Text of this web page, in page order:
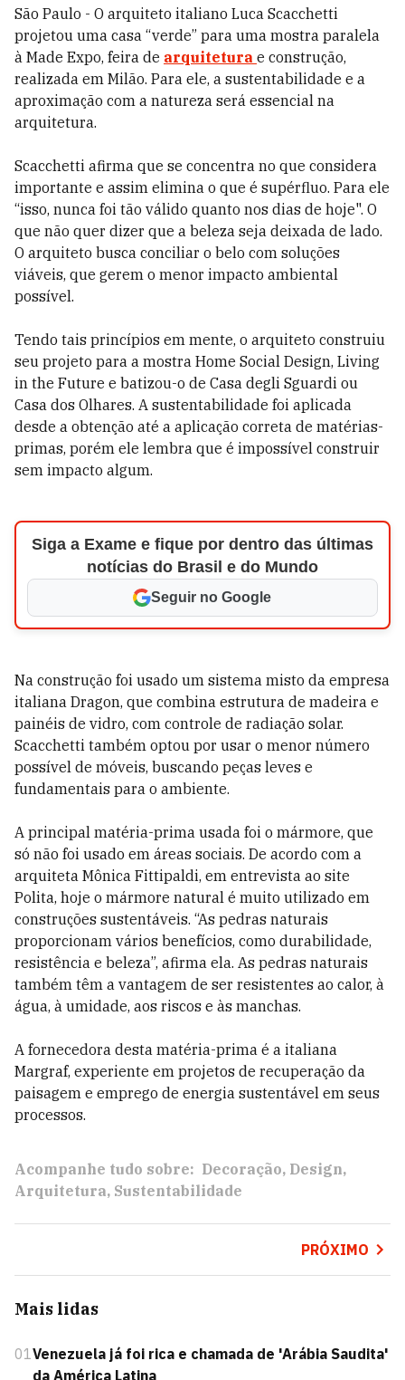
São Paulo - O arquiteto italiano Luca Scacchetti
projetou uma casa “verde” para uma mostra paralela
à Made Expo, feira de arquitetura e construção,
realizada em Milão. Para ele, a sustentabilidade e a
aproximação com a natureza será essencial na
arquitetura.
Scacchetti afirma que se concentra no que considera
importante e assim elimina o que é supérfluo. Para ele
“isso, nunca foi tão válido quanto nos dias de hoje". O
que não quer dizer que a beleza seja deixada de lado.
O arquiteto busca conciliar o belo com soluções
viáveis, que gerem o menor impacto ambiental
possível.
Tendo tais princípios em mente, o arquiteto construiu
seu projeto para a mostra Home Social Design, Living
in the Future e batizou-o de Casa degli Sguardi ou
Casa dos Olhares. A sustentabilidade foi aplicada
desde a obtenção até a aplicação correta de matérias-
primas, porém ele lembra que é impossível construir
sem impacto algum.
Siga a Exame e fique por dentro das últimas
notícias do Brasil e do Mundo
Seguir no Google
Na construção foi usado um sistema misto da empresa
italiana Dragon, que combina estrutura de madeira e
painéis de vidro, com controle de radiação solar.
Scacchetti também optou por usar o menor número
possível de móveis, buscando peças leves e
fundamentais para o ambiente.
A principal matéria-prima usada foi o mármore, que
só não foi usado em áreas sociais. De acordo com a
arquiteta Mônica Fittipaldi, em entrevista ao site
Polita, hoje o mármore natural é muito utilizado em
construções sustentáveis. “As pedras naturais
proporcionam vários benefícios, como durabilidade,
resistência e beleza”, afirma ela. As pedras naturais
também têm a vantagem de ser resistentes ao calor, à
água, à umidade, aos riscos e às manchas.
A fornecedora desta matéria-prima é a italiana
Margraf, experiente em projetos de recuperação da
paisagem e emprego de energia sustentável em seus
processos.
Acompanhe tudo sobre: Decoração Design
Arquitetura Sustentabilidade
PRÓXIMO
Mais lidas
01Venezuela já foi rica e chamada de 'Arábia Saudita'
da América Latina